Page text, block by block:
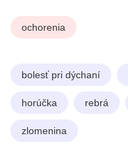
ochorenia
bolesť pri dýchaní
horúčka rebrá
zlomenina